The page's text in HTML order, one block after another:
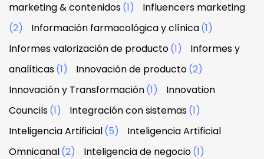
marketing & contenidos(1)
Influencers marketing
(2)
Información farmacológica y clínica(1)
Informes valorización de producto(1)
Informes y
analíticas(1) Innovación de producto(2)
Innovación y Transformación(1)
Innovation
Councils(1) Integración con sistemas(1)
Inteligencia Artificial(5)
Inteligencia Artificial
Omnicanal(2) Inteligencia de negocio(1)